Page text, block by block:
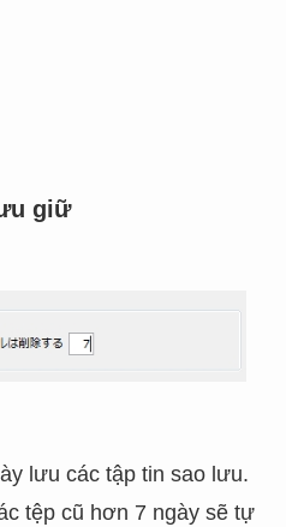
giữ
lưu các tập tin sao lưu.
tệp cũ hơn 7 ngày sẽ tự